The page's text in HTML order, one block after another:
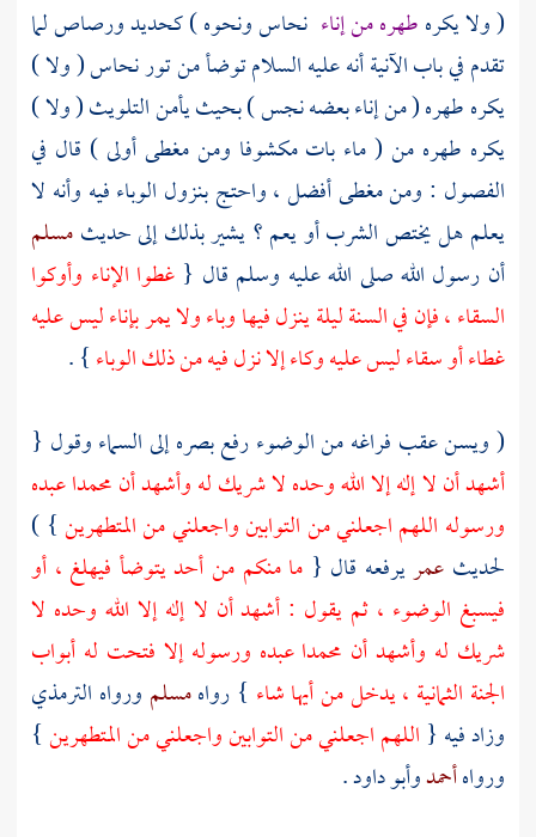
( ولا يكرهطهره من إناء نحاس ونحوه ) كحديد ورصاص لما
تقدم في باب الآنية أنه عليه السلام توضأ من تور نحاس ( ولا )
يكره طهره ( من إناء بعضه نجس ) بحيث يأمن التلويث ( ولا )
يكره طهره من ( ماء بات مكشوفا ومن مغطى أولى ) قال في
الفصول : ومن مغطى أفضل ، واحتج بنزول الوباء فيه وأنه لا
يعلم هل يختص الشرب أو يعم ؟ يشير بذلك إلى حديثمسلم
أن رسول الله صلى الله عليه وسلم قال { غطوا الإناء وأوكوا
السقاء ، فإن في السنة ليلة ينزل فيها وباء ولا يمر بإناء ليس عليه
غطاء أو سقاء ليس عليه وكاء إلا نزل فيه من ذلك الوباء} .
( ويسن عقب فراغه من الوضوء رفع بصره إلى السماء وقول {
أشهد أن لا إله إلا الله وحده لا شريك له وأشهد أنمحمداعبده
ورسوله اللهم اجعلني من التوابين واجعلني من المتطهرين} )
لحديث عمريرفعه قال { ما منكم من أحد يتوضأ فيهلغ ، أو
فيسبغ الوضوء ، ثم يقول : أشهد أن لا إله إلا الله وحده لا
شريك له وأشهد أن محمداعبده ورسوله إلا فتحت له أبواب
الجنة الثمانية ، يدخل من أيها شاء } رواهمسلم ورواه الترمذي
وزاد فيه { اللهم اجعلني من التوابين واجعلني من المتطهرين}
ورواهأحمدوأبو داود.